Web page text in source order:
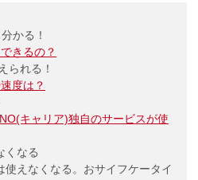
かる！
きるの？
られる！
度は？
キャリア)独自のサービスが使
くなる
えなくなる。おサイフケータイ